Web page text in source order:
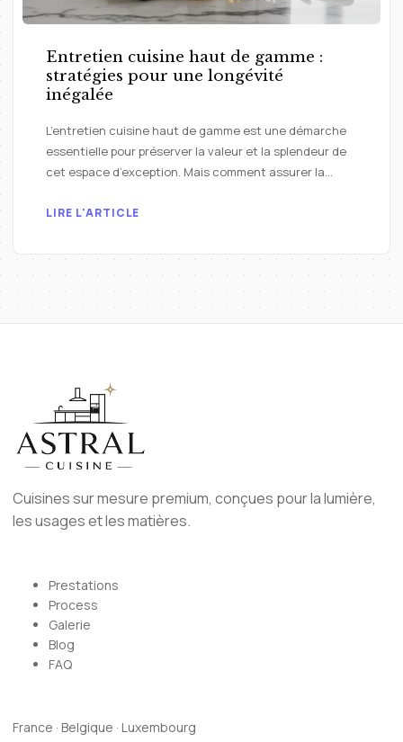
Entretien cuisine haut de gamme :
stratégies pour une longévité
inégalée
L’entretien cuisine haut de gamme est une démarche
essentielle pour préserver la valeur et la splendeur de
cet espace d’exception. Mais comment assurer la…
LIRE L'ARTICLE
Cuisines sur mesure premium, conçues pour la lumière,
les usages et les matières.
Prestations
Process
Galerie
Blog
FAQ
France · Belgique · Luxembourg